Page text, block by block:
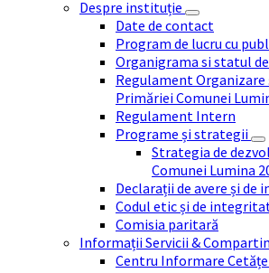
Despre instituție
Date de contact
Program de lucru cu
Organigrama si statul
Regulament Organizare
Primăriei Comunei
Regulament Intern
Programe și strategii
Strategia de
Comunei Lumina
Declarații de avere și de
Codul etic și de
Comisia paritară
Informații Servicii &
Centru Informare